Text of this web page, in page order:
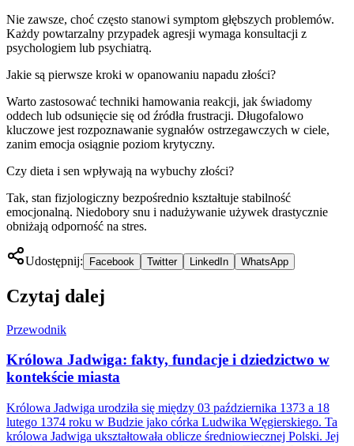
Nie zawsze, choć często stanowi symptom głębszych problemów.
Każdy powtarzalny przypadek agresji wymaga konsultacji z
psychologiem lub psychiatrą.
Jakie są pierwsze kroki w opanowaniu napadu złości?
Warto zastosować techniki hamowania reakcji, jak świadomy
oddech lub odsunięcie się od źródła frustracji. Długofalowo
kluczowe jest rozpoznawanie sygnałów ostrzegawczych w ciele,
zanim emocja osiągnie poziom krytyczny.
Czy dieta i sen wpływają na wybuchy złości?
Tak, stan fizjologiczny bezpośrednio kształtuje stabilność
emocjonalną. Niedobory snu i nadużywanie używek drastycznie
obniżają odporność na stres.
Udostępnij: Facebook Twitter LinkedIn WhatsApp
Czytaj dalej
Przewodnik
Królowa Jadwiga: fakty, fundacje i dziedzictwo w
kontekście miasta
Królowa Jadwiga urodziła się między 03 października 1373 a 18
lutego 1374 roku w Budzie jako córka Ludwika Węgierskiego. Ta
królowa Jadwiga ukształtowała oblicze średniowiecznej Polski. Jej